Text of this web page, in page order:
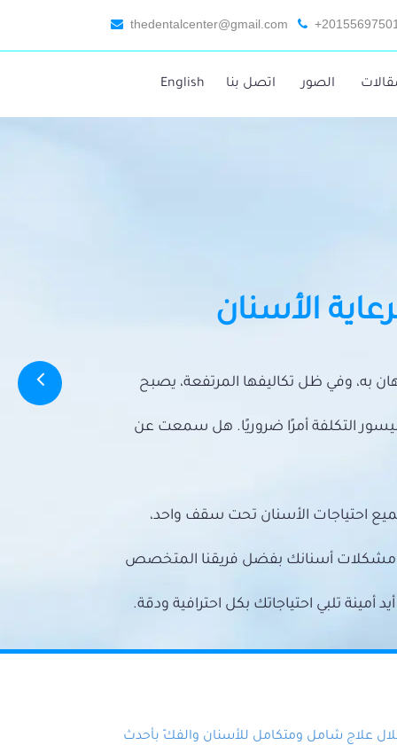
thedentalcenter@gmail.com
الصور اتصل بنا English
الأسنان
به، وفي ظل تكاليفها المرتفعة، يصبح
التكلفة أمرًا ضروريًا. هل سمعت عن
احتياجات الأسنان تحت سقف واحد،
مشكلات أسنانك بفضل فريقنا المتخصص
تلبي احتياجاتك بكل احترافية ودقة.
علاج شامل ومتكامل للأسنان والفكّ بأحدث